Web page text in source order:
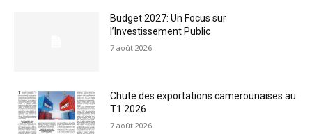
Budget 2027: Un Focus sur
l’Investissement Public
7 août 2026
Chute des exportations camerounaises au
T1 2026
7 août 2026